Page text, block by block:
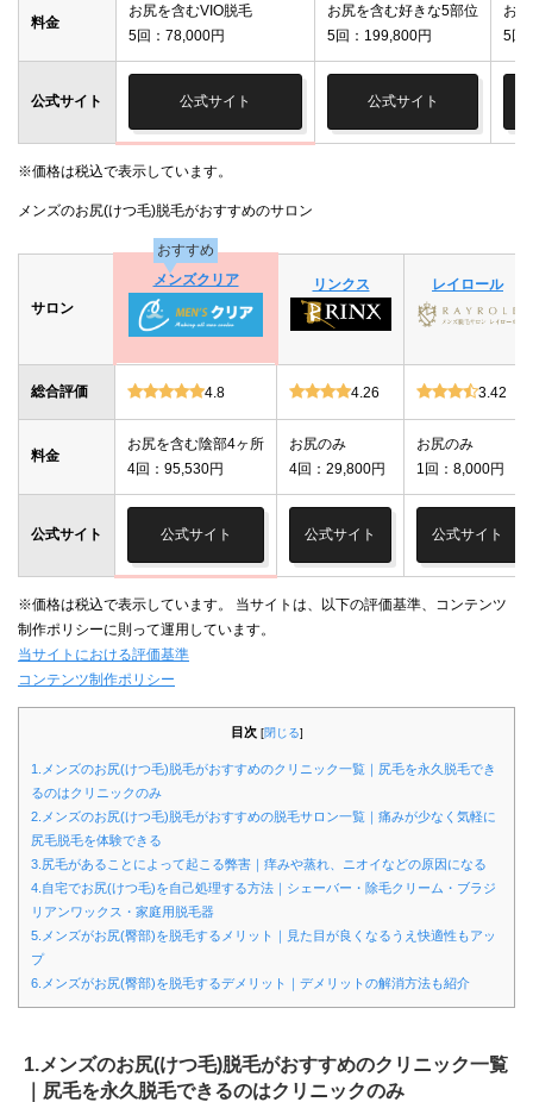
料金
お尻を含むVIO脱毛
5回：78,000円
お尻を含む好きな5部位
5回：199,800円
お
5回
公式サイト 公式サイト 公式サイト
※価格は税込で表示しています。
メンズのお尻(けつ毛)脱毛がおすすめのサロン
サロン
おすすめ
メンズクリア
リンクス レイロール
総合評価 4.8 4.26 3.42
料金
お尻を含む陰部4ヶ所
4回：95,530円
お尻のみ
4回：29,800円
お尻のみ
1回：8,000円
公式サイト 公式サイト 公式サイト 公式サイト
※価格は税込で表示しています。 当サイトは、以下の評価基準、コンテンツ
制作ポリシーに則って運用しています。
当サイトにおける評価基準
コンテンツ制作ポリシー
目次 [閉じる]
1.メンズのお尻(けつ毛)脱毛がおすすめのクリニック一覧｜尻毛を永久脱毛でき
るのはクリニックのみ
2.メンズのお尻(けつ毛)脱毛がおすすめの脱毛サロン一覧｜痛みが少なく気軽に
尻毛脱毛を体験できる
3.尻毛があることによって起こる弊害｜痒みや蒸れ、ニオイなどの原因になる
4.自宅でお尻(けつ毛)を自己処理する方法｜シェーバー・除毛クリーム・ブラジ
リアンワックス・家庭用脱毛器
5.メンズがお尻(臀部)を脱毛するメリット｜見た目が良くなるうえ快適性もアッ
プ
6.メンズがお尻(臀部)を脱毛するデメリット｜デメリットの解消方法も紹介
1.メンズのお尻(けつ毛)脱毛がおすすめのクリニック一覧
｜尻毛を永久脱毛できるのはクリニックのみ